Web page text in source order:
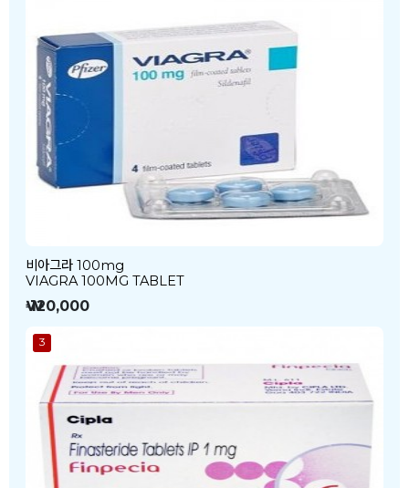
비아그라 100mg
VIAGRA 100MG TABLET
₩ 120,000
3